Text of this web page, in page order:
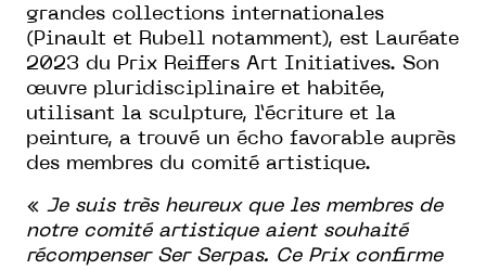
grandes collections internationales
(Pinault et Rubell notamment), est Lauréate
2023 du Prix Reiffers Art Initiatives. Son
œuvre pluridisciplinaire et habitée,
utilisant la sculpture, l’écriture et la
peinture, a trouvé un écho favorable auprès
des membres du comité artistique.
« Je suis très heureux que les membres de
notre comité artistique aient souhaité
récompenser Ser Serpas. Ce Prix confirme